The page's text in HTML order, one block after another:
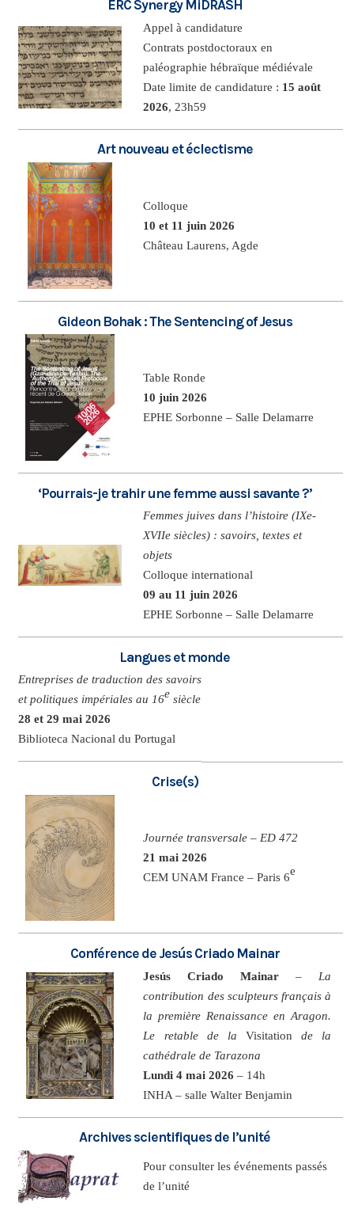
ERC Synergy MiDRASH
Appel à candidature
Contrats postdoctoraux en
paléographie hébraïque médiévale
Date limite de candidature : 15 août
2026, 23h59
Art nouveau et éclectisme
Colloque
10 et 11 juin 2026
Château Laurens, Agde
Gideon Bohak : The Sentencing of Jesus
Table Ronde
10 juin 2026
EPHE Sorbonne – Salle Delamarre
‘Pourrais-je trahir une femme aussi savante ?’
Femmes juives dans l’histoire (IXe-
XVIIe siècles) : savoirs, textes et
objets
Colloque international
09 au 11 juin 2026
EPHE Sorbonne – Salle Delamarre
Langues et monde
Entreprises de traduction des savoirs
et politiques impériales au 16e siècle
28 et 29 mai 2026
Biblioteca Nacional du Portugal
Crise(s)
Journée transversale – ED 472
21 mai 2026
CEM UNAM France – Paris 6e
Conférence de Jesús Criado Mainar
Jesús Criado Mainar – La
contribution des sculpteurs français à
la première Renaissance en Aragon.
Le retable de la Visitation de la
cathédrale de Tarazona
Lundi 4 mai 2026 – 14h
INHA – salle Walter Benjamin
Archives scientifiques de l’unité
Pour consulter les événements passés
de l’unité